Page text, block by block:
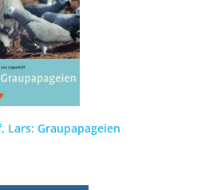
Lars: Graupapageien